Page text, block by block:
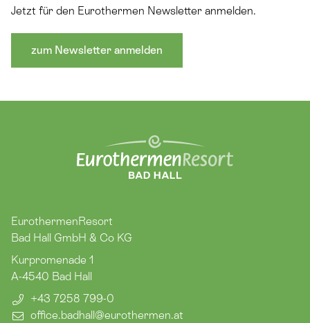
Jetzt für den Eurothermen Newsletter anmelden.
zum Newsletter anmelden
EurothermenResort
Bad Hall GmbH & Co KG
Kurpromenade 1
A-4540 Bad Hall
+43 7258 799-0
office.badhall​@eurothermen.at